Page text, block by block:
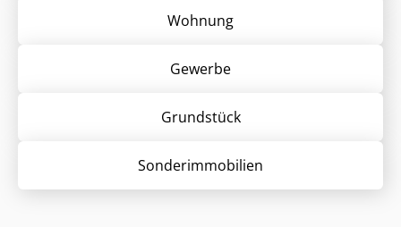
Wohnung
Gewerbe
Grund­stück
Sonder­immobilien